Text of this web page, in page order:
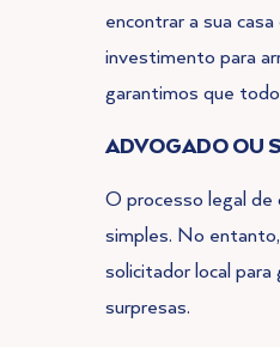
encontrar a sua
investimento para
garantimos que
ADVOGADO OU
O processo legal
simples. No
solicitador local
surpresas.